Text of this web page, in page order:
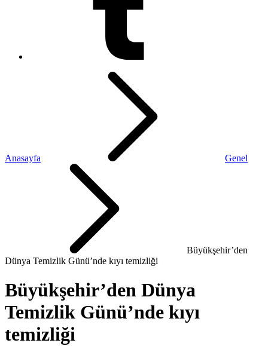
Anasayfa Genel
Büyükşehir’den
Dünya Temizlik Günü’nde kıyı temizliği
Büyükşehir’den Dünya
Temizlik Günü’nde kıyı
temizliği